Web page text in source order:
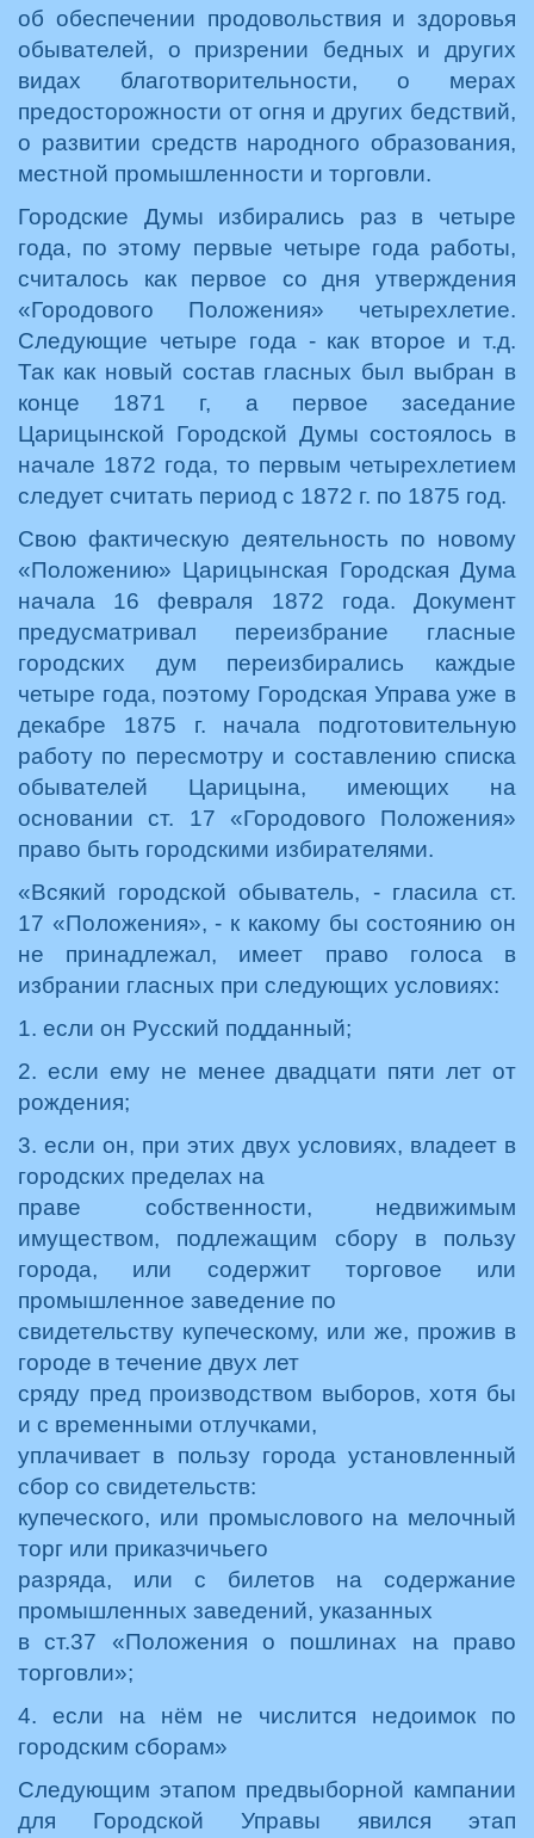
об обеспечении продовольствия и здоровья
обывателей, о призрении бедных и других
видах благотворительности, о мерах
предосторожности от огня и других бедствий,
о развитии средств народного образования,
местной промышленности и торговли.
Городские Думы избирались раз в четыре
года, по этому первые четыре года работы,
считалось как первое со дня утверждения
«Городового Положения» четырехлетие.
Следующие четыре года - как второе и т.д.
Так как новый состав гласных был выбран в
конце 1871 г, а первое заседание
Царицынской Городской Думы состоялось в
начале 1872 года, то первым четырехлетием
следует считать период с 1872 г. по 1875 год.
Свою фактическую деятельность по новому
«Положению» Царицынская Городская Дума
начала 16 февраля 1872 года. Документ
предусматривал переизбрание гласные
городских дум переизбирались каждые
четыре года, поэтому Городская Управа уже в
декабре 1875 г. начала подготовительную
работу по пересмотру и составлению списка
обывателей Царицына, имеющих на
основании ст. 17 «Городового Положения»
право быть городскими избирателями.
«Всякий городской обыватель, - гласила ст.
17 «Положения», - к какому бы состоянию он
не принадлежал, имеет право голоса в
избрании гласных при следующих условиях:
1. если он Русский подданный;
2. если ему не менее двадцати пяти лет от
рождения;
3. если он, при этих двух условиях, владеет в
городских пределах на
праве собственности, недвижимым
имуществом, подлежащим сбору в пользу
города, или содержит торговое или
промышленное заведение по
свидетельству купеческому, или же, прожив в
городе в течение двух лет
сряду пред производством выборов, хотя бы
и с временными отлучками,
уплачивает в пользу города установленный
сбор со свидетельств:
купеческого, или промыслового на мелочный
торг или приказчичьего
разряда, или с билетов на содержание
промышленных заведений, указанных
в ст.37 «Положения о пошлинах на право
торговли»;
4. если на нём не числится недоимок по
городским сборам»
Следующим этапом предвыборной кампании
для Городской Управы явился этап